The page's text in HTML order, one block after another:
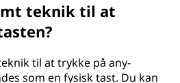
teknik til at
til at trykke på any-
som en fysisk tast. Du kan